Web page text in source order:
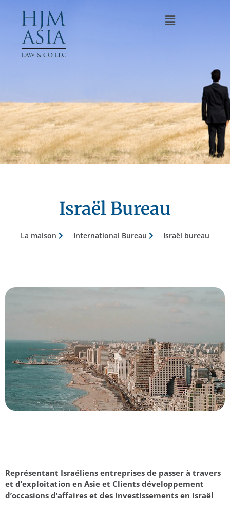
Israël Bureau
La maison International Bureau Israël bureau
Représentant Israéliens entreprises de passer à travers
et d’exploitation en Asie et Clients développement
d’occasions d’affaires et des investissements en Israël